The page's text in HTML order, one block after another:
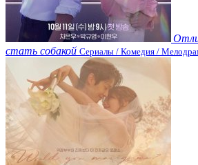
стать собакой Сериалы / Комедия /